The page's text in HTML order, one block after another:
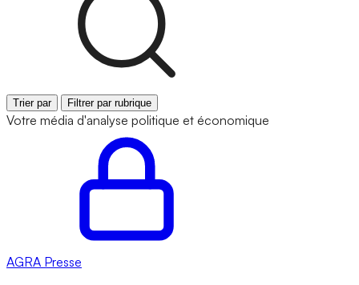
Trier par Filtrer par rubrique
Votre média d'analyse politique et économique
AGRA Presse